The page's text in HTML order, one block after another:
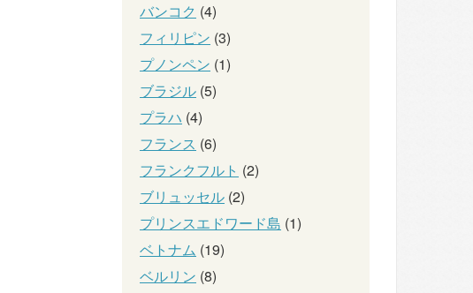
バンコク (4)
フィリピン (3)
プノンペン (1)
ブラジル (5)
プラハ (4)
フランス (6)
フランクフルト (2)
ブリュッセル (2)
プリンスエドワード島 (1)
ベトナム (19)
ベルリン (8)